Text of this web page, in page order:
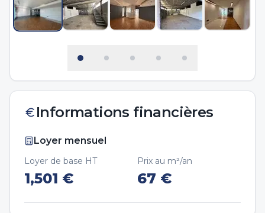
Informations financières
Loyer mensuel
Loyer de base HT
1,501 €
Prix au m²/an
67 €